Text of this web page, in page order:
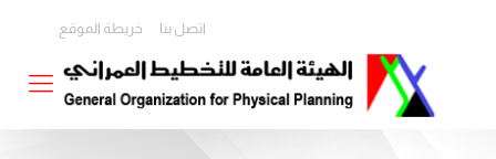
اتصل بنا خريطة الموقع